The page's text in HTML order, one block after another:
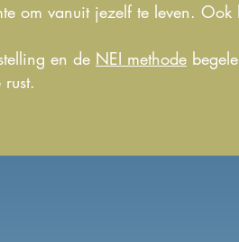
om vanuit jezelf te leven.
en de NEI methode